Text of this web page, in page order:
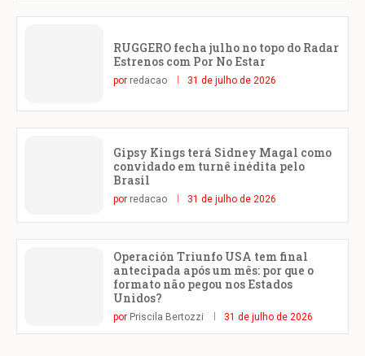
RUGGERO fecha julho no topo do Radar
Estrenos com Por No Estar
por redacao 31 de julho de 2026
Gipsy Kings terá Sidney Magal como
convidado em turnê inédita pelo
Brasil
por redacao 31 de julho de 2026
Operación Triunfo USA tem final
antecipada após um mês: por que o
formato não pegou nos Estados
Unidos?
por Priscila Bertozzi 31 de julho de 2026